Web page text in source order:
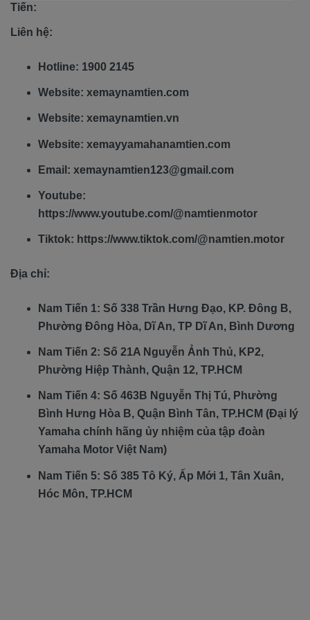
Tiến:
Liên hệ:
Hotline: 1900 2145
Website: xemaynamtien.com
Website: xemaynamtien.vn
Website: xemayyamahanamtien.com
Email: xemaynamtien123@gmail.com
Youtube:
https://www.youtube.com/@namtienmotor
Tiktok: https://www.tiktok.com/@namtien.motor
Địa chỉ:
Nam Tiến 1: Số 338 Trần Hưng Đạo, KP. Đông B,
Phường Đông Hòa, Dĩ An, TP Dĩ An, Bình Dương
Nam Tiến 2: Số 21A Nguyễn Ảnh Thủ, KP2,
Phường Hiệp Thành, Quận 12, TP.HCM
Nam Tiến 4: Số 463B Nguyễn Thị Tú, Phường
Bình Hưng Hòa B, Quận Bình Tân, TP.HCM (Đại lý
Yamaha chính hãng ủy nhiệm của tập đoàn
Yamaha Motor Việt Nam)
Nam Tiến 5: Số 385 Tô Ký, Ấp Mới 1, Tân Xuân,
Hóc Môn, TP.HCM